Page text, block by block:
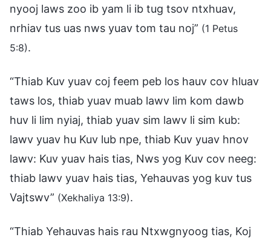
nyooj laws zoo ib yam li ib tug tsov ntxhuav,
nrhiav tus uas nws yuav tom tau noj” (1 Petus
5:8).
“Thiab Kuv yuav coj feem peb los hauv cov hluav
taws los, thiab yuav muab lawv lim kom dawb
huv li lim nyiaj, thiab yuav sim lawv li sim kub:
lawv yuav hu Kuv lub npe, thiab Kuv yuav hnov
lawv: Kuv yuav hais tias, Nws yog Kuv cov neeg:
thiab lawv yuav hais tias, Yehauvas yog kuv tus
Vajtswv” (Xekhaliya 13:9).
“Thiab Yehauvas hais rau Ntxwgnyoog tias, Koj